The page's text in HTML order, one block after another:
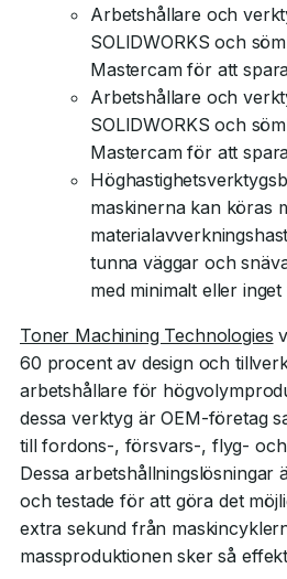
Arbetshållare och
SOLIDWORKS och
Mastercam för att
Arbetshållare och
SOLIDWORKS och
Mastercam för att
maskinerna kan köras
tunna väggar och
med minimalt eller
Toner Machining Technologies
60 procent av design och
arbetshållare för
dessa verktyg är OEM-företag
till fordons-, försvars-, flyg- och
Dessa arbetshållningslösningar
och testade för att göra det
extra sekund från
massproduktionen sker så